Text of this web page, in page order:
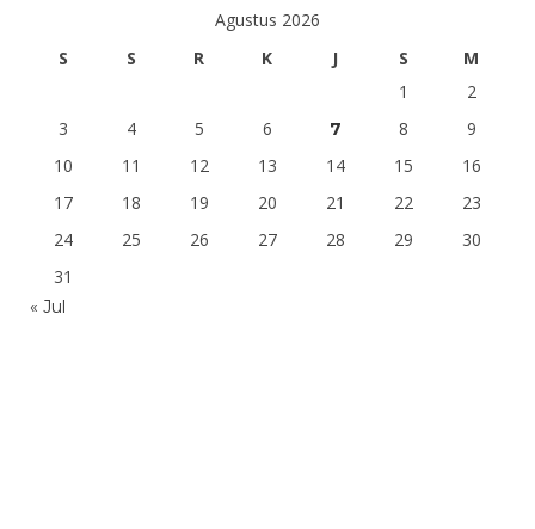
Agustus 2026
S
S R K J S
M
1
2
3
4 5 6 7 8
9
10
11 12 13 14 15
16
17
18 19 20 21 22
23
24
25 26 27 28 29
30
31
« Jul